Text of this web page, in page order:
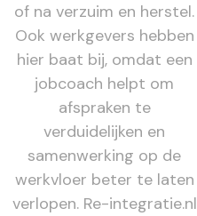
of na verzuim en herstel.
Ook werkgevers hebben
hier baat bij, omdat een
jobcoach helpt om
afspraken te
verduidelijken en
samenwerking op de
werkvloer beter te laten
verlopen. Re-integratie.nl